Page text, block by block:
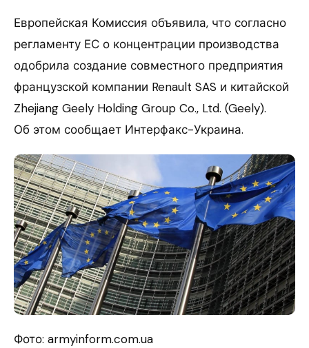
Европейская Комиссия объявила, что согласно
регламенту ЕС о концентрации производства
одобрила создание совместного предприятия
французской компании Renault SAS и китайской
Zhejiang Geely Holding Group Co., Ltd. (Geely).
Об этом сообщает Интерфакс-Украина.
Фото: armyinform.com.ua